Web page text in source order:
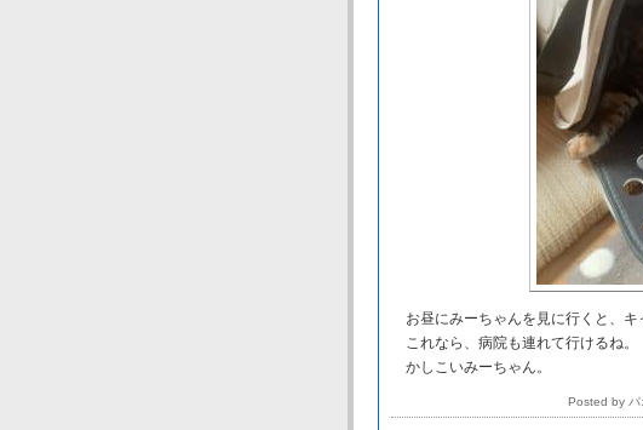
お昼にみーちゃんを見に行くと、キ
これなら、病院も連れて行けるね。
かしこいみーちゃん。
Posted by